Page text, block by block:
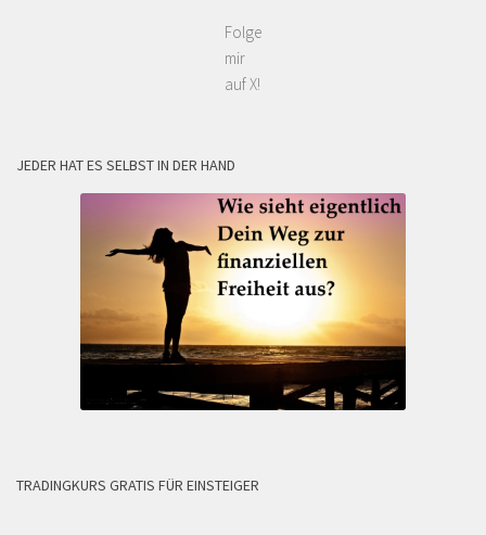
Folge
mir
auf X!
JEDER HAT ES SELBST IN DER HAND
TRADINGKURS GRATIS FÜR EINSTEIGER